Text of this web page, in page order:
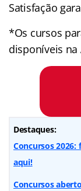
Satisfação
*Os cursos
disponíveis
Destaques:
Concursos
aqui!
Concursos